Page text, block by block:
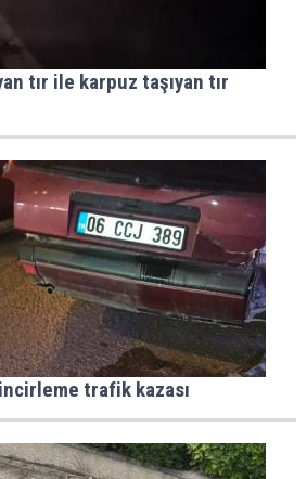
tır ile karpuz taşıyan tır
trafik kazası